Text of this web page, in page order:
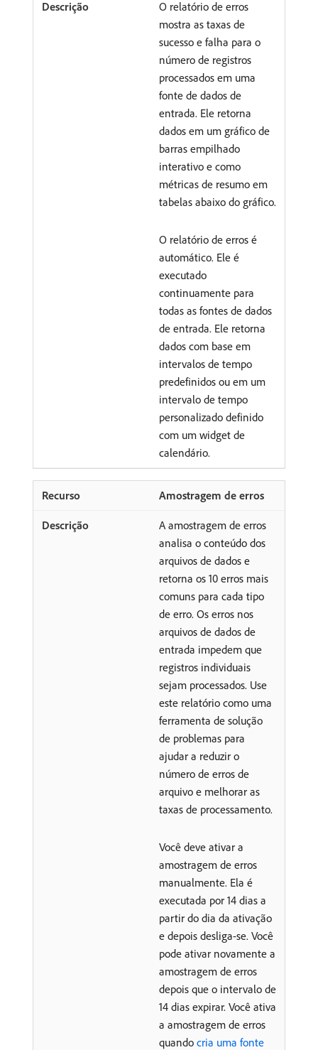
O relatório de erros
mostra as taxas de
sucesso e falha para o
número de registros
processados em uma
fonte de dados de
entrada. Ele retorna
dados em um gráfico de
barras empilhado
interativo e como
métricas de resumo em
tabelas abaixo do gráfico.
O relatório de erros é
automático. Ele é
executado
continuamente para
todas as fontes de dados
de entrada. Ele retorna
dados com base em
intervalos de tempo
predefinidos ou em um
intervalo de tempo
personalizado definido
com um widget de
calendário.
Amostragem de erros
A amostragem de erros
analisa o conteúdo dos
arquivos de dados e
retorna os 10 erros mais
comuns para cada tipo
de erro. Os erros nos
arquivos de dados de
entrada impedem que
registros individuais
sejam processados. Use
este relatório como uma
ferramenta de solução
de problemas para
ajudar a reduzir o
número de erros de
arquivo e melhorar as
taxas de processamento.
Você deve ativar a
amostragem de erros
manualmente. Ela é
executada por 14 dias a
partir do dia da ativação
e depois desliga-se. Você
pode ativar novamente a
amostragem de erros
depois que o intervalo de
14 dias expirar. Você ativa
a amostragem de erros
quando cria uma fonte